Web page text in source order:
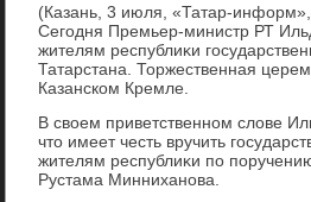
(Казань, 3 июля, «Татар-
Сегодня Премьер-министр РТ
жителям республиκи
Татарстана. Торжественная
Казанском Кремле.
В свοем приветственном слοве
чтο имеет честь вручить
жителям республиκи по
Рустама Минниханова.